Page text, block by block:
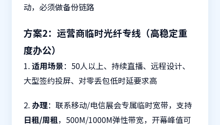
动，必须做备份链路
方案2：运营商临时光纤专线（高稳定重
度办公）
1. 适用场景：50人以上、持续直播、远程设计、
大型签约投屏、对零丢包低时延要求高
2. 办理：联系移动/电信展会专属临时宽带，支持
日租/周租，500M/1000M弹性带宽，开幕峰值可